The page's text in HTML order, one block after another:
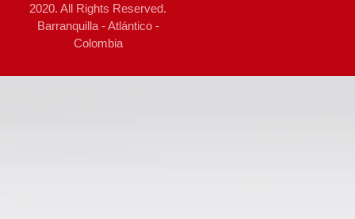
2020. All Rights Reserved.
Barranquilla - Atlántico -
Colombia